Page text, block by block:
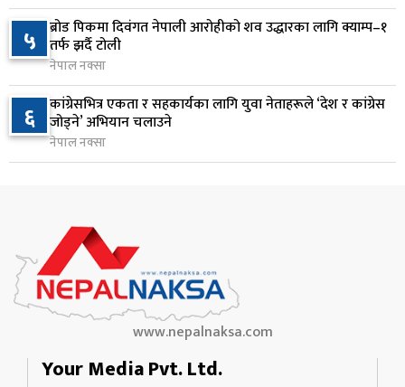
९ राप्रपाको निर्णय: बागमती प्रदेश सरकारमा सहभागी नहुने
९ घण्टा अघि
१०
२५० रुपैयाँको सामान किन्दा कञ्चनपुरका उपभोक्ताले
जिते १० लाख
९ घण्टा अघि
५ ब्रोड पिकमा दिवंगत नेपाली आरोहीको शव उद्धारका लागि क्याम्प–१
तर्फ झर्दै टोली
नेपाल नक्सा
६ कांग्रेसभित्र एकता र सहकार्यका लागि युवा नेताहरूले ‘देश र कांग्रेस
जोड्ने’ अभियान चलाउने
नेपाल नक्सा
www.nepalnaksa.com
Your Media Pvt. Ltd.